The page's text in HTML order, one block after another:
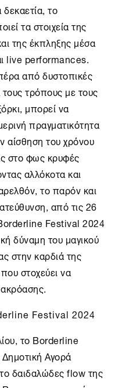
το
τα στοιχεία της
της έκπληξης μέσα
live performances.
από δυστοπικές
τρόπους με τους
μπορεί να
πραγματικότητα
αίσθηση του χρόνου
στο φως κρυφές
αλλόκοτα και
το παρόν και
από τις 26
Festival2024
δύναμη του μαγικού
στην καρδιά της
στοχεύει να
Festival 2024
το Borderline
Αγορά
δαιδαλώδες flow της